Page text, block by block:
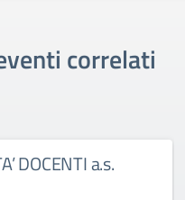
correlati
DOCENTI a.s.